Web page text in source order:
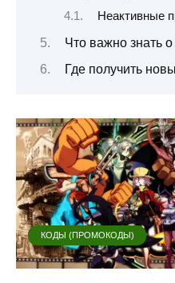
Неактивные
Что важно знать
Где получить
КОДЫ (ПРОМОКОДЫ)